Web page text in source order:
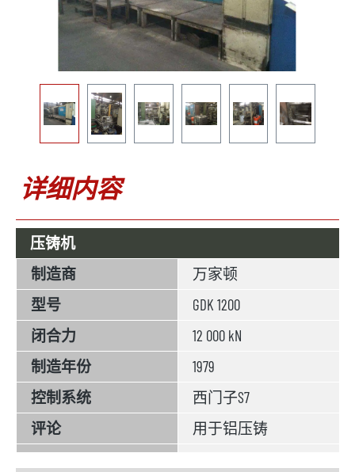
详细内容
压铸机
制造商
万家顿
型号
GDK 1200
闭合力
12 000 kN
制造年份
1979
控制系统
西门子S7
评论
用于铝压铸